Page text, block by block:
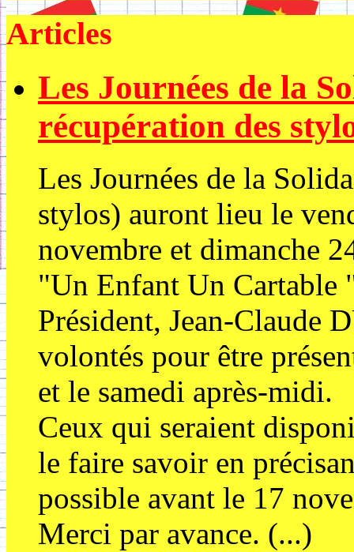
Articles
Les Journées de la
récupération des
Les Journées de la
stylos) auront lieu le
novembre et dimanche
"Un Enfant Un Cartable
Président, Jean-Claude
volontés pour être
et le samedi après-midi.
Ceux qui seraient
le faire savoir en
possible avant le 17
Merci par avance. (...)